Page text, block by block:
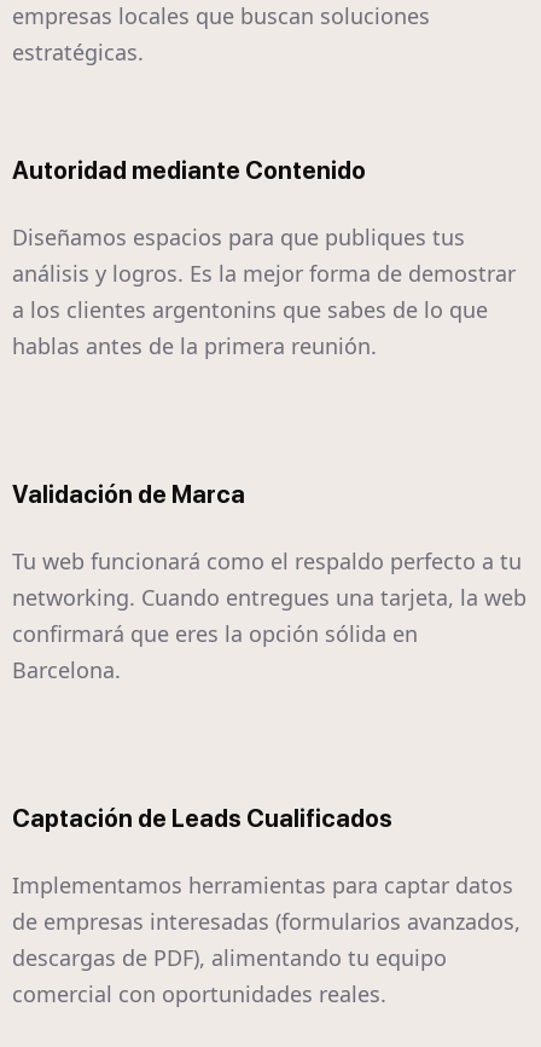
empresas locales que buscan soluciones
estratégicas.
Autoridad mediante Contenido
Diseñamos espacios para que publiques tus
análisis y logros. Es la mejor forma de demostrar
a los clientes argentonins que sabes de lo que
hablas antes de la primera reunión.
Validación de Marca
Tu web funcionará como el respaldo perfecto a tu
networking. Cuando entregues una tarjeta, la web
confirmará que eres la opción sólida en
Barcelona.
Captación de Leads Cualificados
Implementamos herramientas para captar datos
de empresas interesadas (formularios avanzados,
descargas de PDF), alimentando tu equipo
comercial con oportunidades reales.